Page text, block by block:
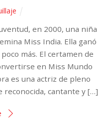
en 2000, una niña
Miss India. Ella ganó
más. El certamen de
en Miss Mundo
es una actriz de pleno
cantante y […]